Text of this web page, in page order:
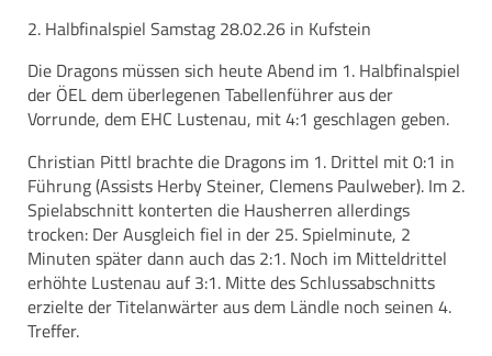
2. Halbfinalspiel Samstag 28.02.26 in Kufstein
Die Dragons müssen sich heute Abend im 1. Halbfinalspiel
der ÖEL dem überlegenen Tabellenführer aus der
Vorrunde, dem EHC Lustenau, mit 4:1 geschlagen geben.
Christian Pittl brachte die Dragons im 1. Drittel mit 0:1 in
Führung (Assists Herby Steiner, Clemens Paulweber). Im 2.
Spielabschnitt konterten die Hausherren allerdings
trocken: Der Ausgleich fiel in der 25. Spielminute, 2
Minuten später dann auch das 2:1. Noch im Mitteldrittel
erhöhte Lustenau auf 3:1. Mitte des Schlussabschnitts
erzielte der Titelanwärter aus dem Ländle noch seinen 4.
Treffer.